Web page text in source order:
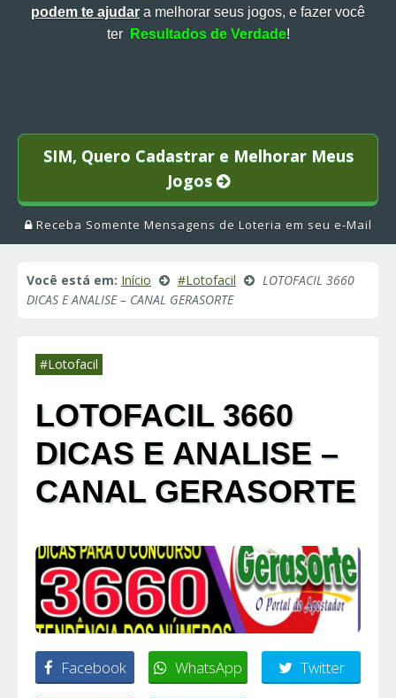
podem te ajudar a melhorar seus jogos, e fazer você
ter
Resultados de Verdade!
SIM, Quero Cadastrar e Melhorar Meus
Jogos
Receba Somente Mensagens de Loteria em seu e-Mail
Você está em: Início #Lotofacil
LOTOFACIL 3660
DICAS E ANALISE – CANAL GERASORTE
#Lotofacil
LOTOFACIL 3660
DICAS E ANALISE –
CANAL GERASORTE
Facebook WhatsApp Twitter